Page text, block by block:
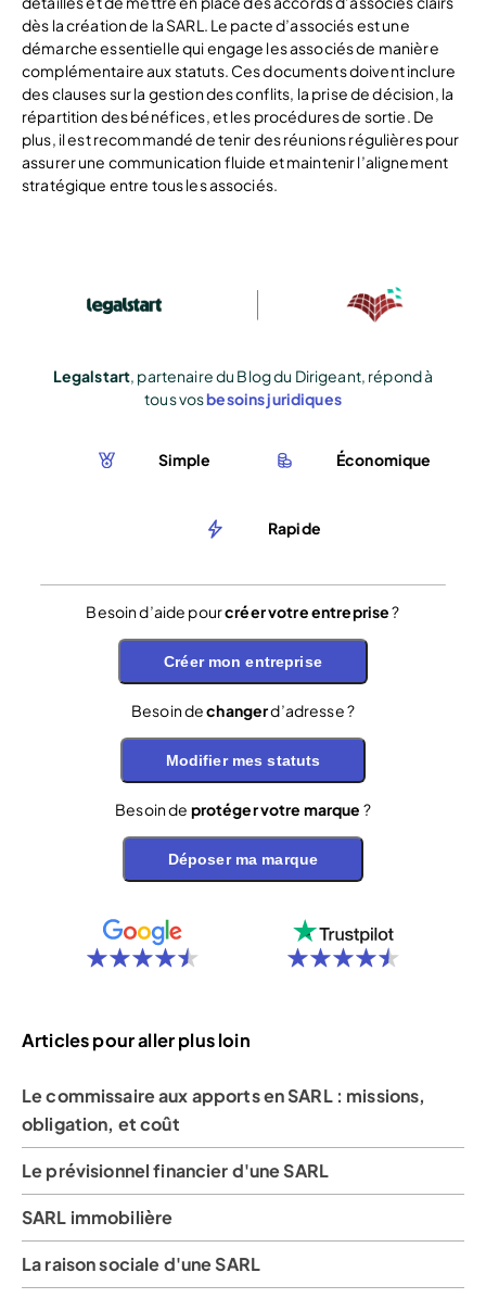
dès la création de la SARL. Le pacte d’associés est une
démarche essentielle qui engage les associés de manière
complémentaire aux statuts. Ces documents doivent inclure
des clauses sur la gestion des conflits, la prise de décision, la
répartition des bénéfices, et les procédures de sortie. De
plus, il est recommandé de tenir des réunions régulières pour
assurer une communication fluide et maintenir l’alignement
stratégique entre tous les associés.
Legalstart, partenaire du Blog du Dirigeant, répond à
tous vosbesoins juridiques
Simple Économique
Rapide
Besoin d’aide pourcréer votre entreprise?
Créer mon entreprise
Besoin dechangerd’adresse ?
Modifier mes statuts
Besoin de protéger votre marque ?
Déposer ma marque
Articles pour aller plus loin
Le commissaire aux apports en SARL : missions,
obligation, et coût
Le prévisionnel financier d'une SARL
SARL immobilière
La raison sociale d'une SARL